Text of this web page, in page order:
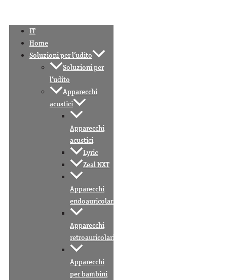
IT
Home
Soluzioni per l’udito
Soluzioni per
l’udito
Apparecchi
acustici
Apparecchi
acustici
Lyric
Zeal NXT
Apparecchi
endoauricolari
Apparecchi
retroauricolari
Apparecchi
per bambini